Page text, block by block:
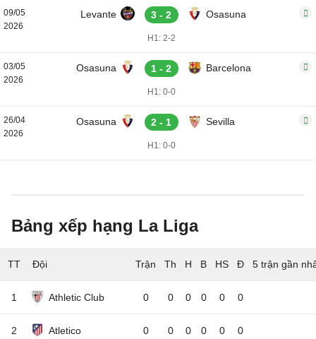
09/05
2026
Levante 3 - 2 Osasuna
H1: 2-2
03/05
2026
Osasuna 1 - 2 Barcelona
H1: 0-0
26/04
2026
Osasuna 2 - 1 Sevilla
H1: 0-0
Bảng xếp hạng La Liga
TT Đội 5 trận gần
1 Athletic Club 0 0 0 0 0 0
2 Atletico 0 0 0 0 0 0